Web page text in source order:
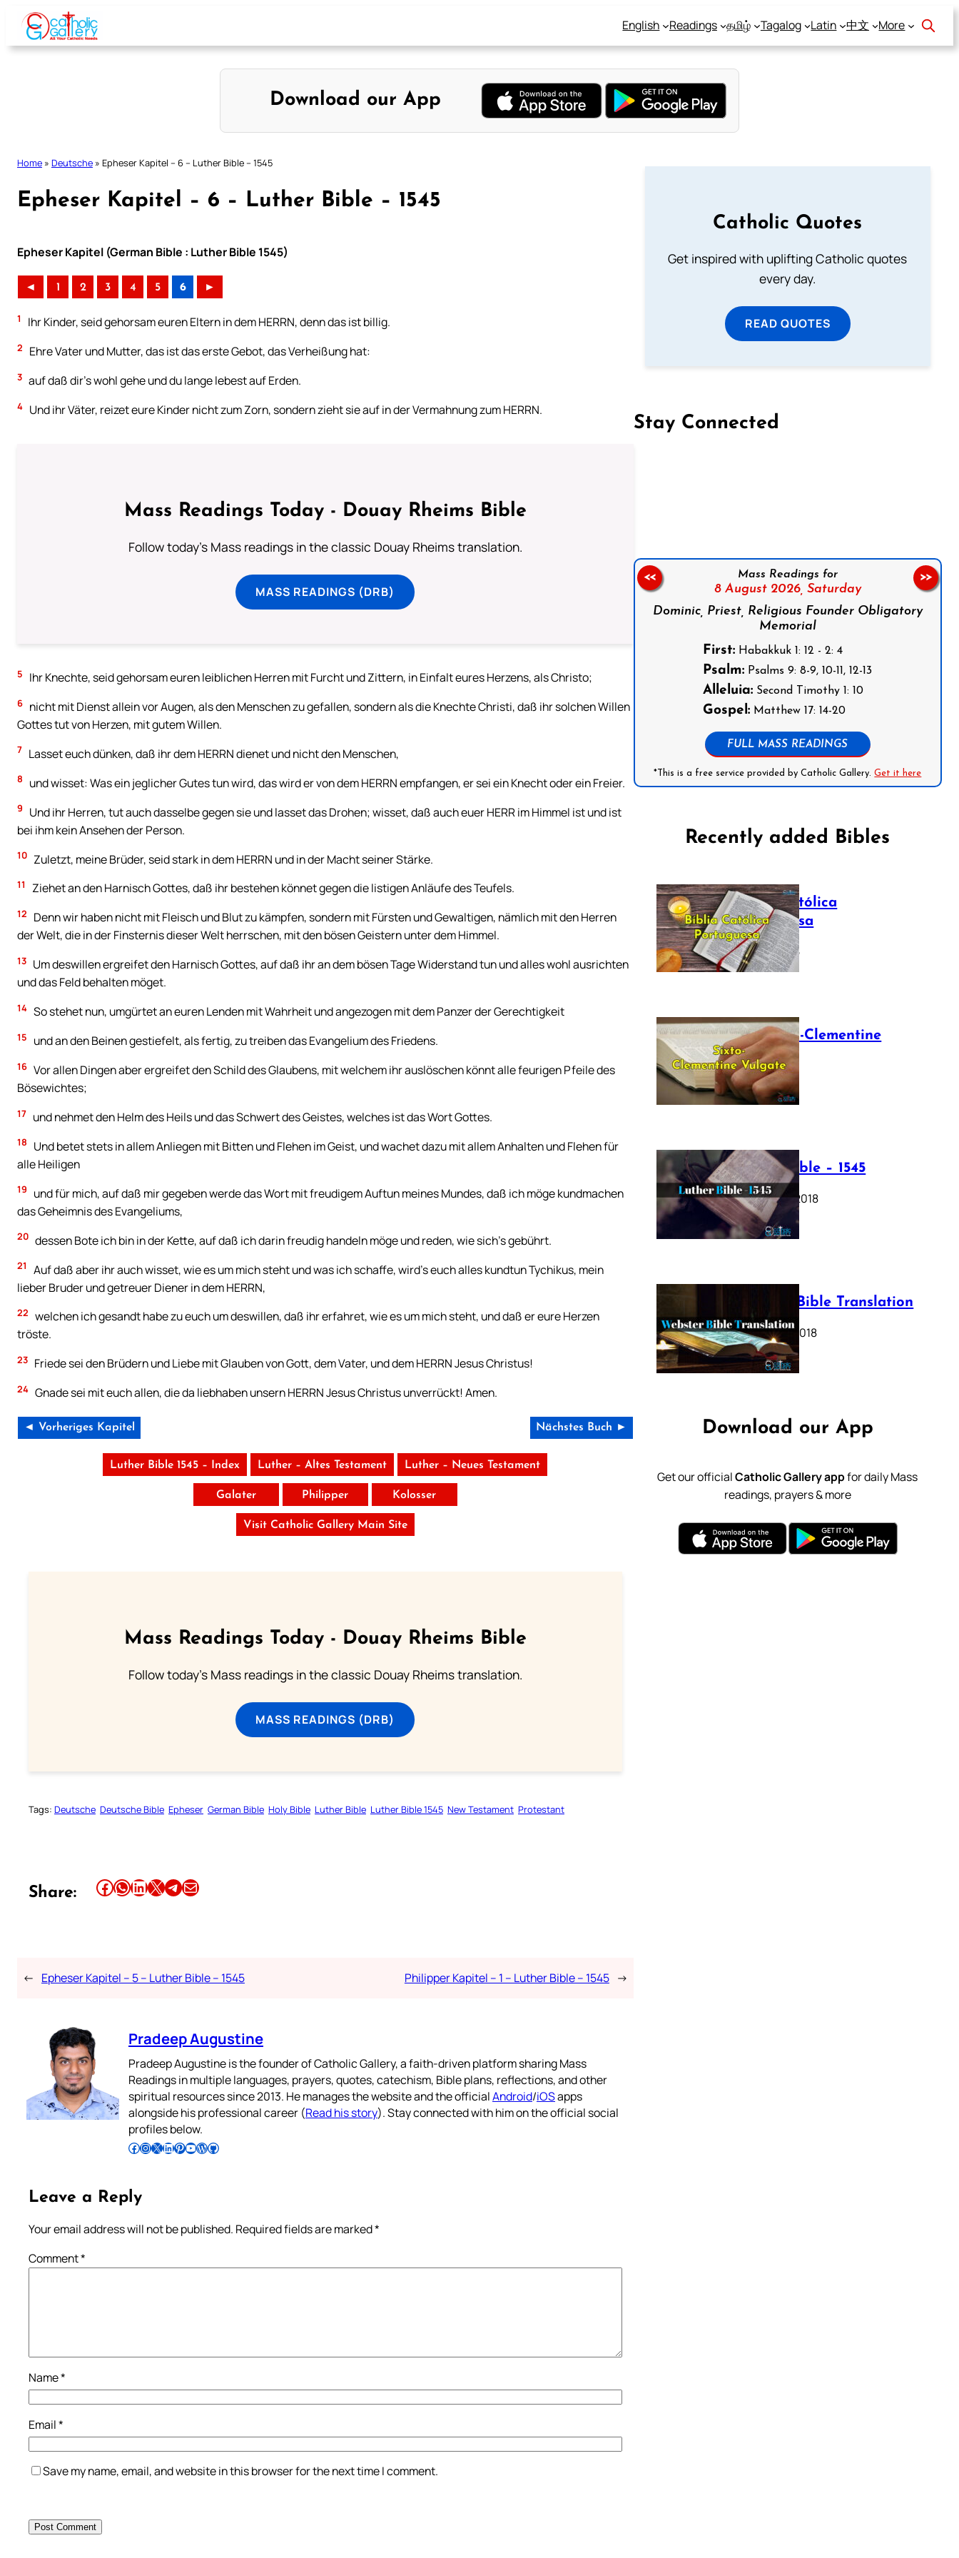
Skip
content
English Readings தமிழ் Tagalog Latin 中文 More
Download our App
Home » Deutsche » Epheser Kapitel – 6 – Luther Bible – 1545
Epheser Kapitel – 6 – Luther Bible – 1545
Epheser Kapitel (German Bible : Luther Bible 1545)
◄ 1 2 3 4 5 6 ►
1 Ihr Kinder, seid gehorsam euren Eltern in dem HERRN, denn das ist billig.
2 Ehre Vater und Mutter, das ist das erste Gebot, das Verheißung hat:
3 auf daß dir’s wohl gehe und du lange lebest auf Erden.
4 Und ihr Väter, reizet eure Kinder nicht zum Zorn, sondern zieht sie auf in der Vermahnung zum HERRN.
Mass Readings Today - Douay Rheims Bible
Follow today's Mass readings in the classic Douay Rheims translation.
MASS READINGS (DRB)
5 Ihr Knechte, seid gehorsam euren leiblichen Herren mit Furcht und Zittern, in Einfalt eures Herzens, als Christo;
6 nicht mit Dienst allein vor Augen, als den Menschen zu gefallen, sondern als die Knechte Christi, daß ihr solchen Willen
Gottes tut von Herzen, mit gutem Willen.
7 Lasset euch dünken, daß ihr dem HERRN dienet und nicht den Menschen,
8 und wisset: Was ein jeglicher Gutes tun wird, das wird er von dem HERRN empfangen, er sei ein Knecht oder ein Freier.
9
Und ihr Herren, tut auch dasselbe gegen sie und lasset das Drohen; wisset, daß auch euer HERR im Himmel ist und ist
bei ihm kein Ansehen der Person.
10 Zuletzt, meine Brüder, seid stark in dem HERRN und in der Macht seiner Stärke.
11 Ziehet an den Harnisch Gottes, daß ihr bestehen könnet gegen die listigen Anläufe des Teufels.
12
Denn wir haben nicht mit Fleisch und Blut zu kämpfen, sondern mit Fürsten und Gewaltigen, nämlich mit den Herren
der Welt, die in der Finsternis dieser Welt herrschen, mit den bösen Geistern unter dem Himmel.
13 Um deswillen ergreifet den Harnisch Gottes, auf daß ihr an dem bösen Tage Widerstand tun und alles wohl ausrichten
und das Feld behalten möget.
14 So stehet nun, umgürtet an euren Lenden mit Wahrheit und angezogen mit dem Panzer der Gerechtigkeit
15 und an den Beinen gestiefelt, als fertig, zu treiben das Evangelium des Friedens.
16 Vor allen Dingen aber ergreifet den Schild des Glaubens, mit welchem ihr auslöschen könnt alle feurigen Pfeile des
Bösewichtes;
17 und nehmet den Helm des Heils und das Schwert des Geistes, welches ist das Wort Gottes.
18
Und betet stets in allem Anliegen mit Bitten und Flehen im Geist, und wachet dazu mit allem Anhalten und Flehen für
alle Heiligen
19
und für mich, auf daß mir gegeben werde das Wort mit freudigem Auftun meines Mundes, daß ich möge kundmachen
das Geheimnis des Evangeliums,
20 dessen Bote ich bin in der Kette, auf daß ich darin freudig handeln möge und reden, wie sich’s gebührt.
21
Auf daß aber ihr auch wisset, wie es um mich steht und was ich schaffe, wird’s euch alles kundtun Tychikus, mein
lieber Bruder und getreuer Diener in dem HERRN,
22 welchen ich gesandt habe zu euch um deswillen, daß ihr erfahret, wie es um mich steht, und daß er eure Herzen
tröste.
23 Friede sei den Brüdern und Liebe mit Glauben von Gott, dem Vater, und dem HERRN Jesus Christus!
24 Gnade sei mit euch allen, die da liebhaben unsern HERRN Jesus Christus unverrückt! Amen.
◄ Vorheriges Kapitel Nächstes Buch ►
Luther Bible 1545 – Index Luther – Altes Testament Luther – Neues Testament
Galater Philipper Kolosser
Visit Catholic Gallery Main Site
Mass Readings Today - Douay Rheims Bible
Follow today's Mass readings in the classic Douay Rheims translation.
MASS READINGS (DRB)
Tags: Deutsche Deutsche Bible Epheser German Bible Holy Bible Luther Bible Luther Bible 1545 New Testament Protestant
Share: Share this article on Facebook Share this article on WhatsApp Share this article on LinkedIn Share this article on X Share this article on TelegramEmail this Article
← Epheser Kapitel – 5 – Luther Bible – 1545 Philipper Kapitel – 1 – Luther Bible – 1545 →
Pradeep Augustine
Pradeep Augustine is the founder of Catholic Gallery, a faith-driven platform sharing Mass
Readings in multiple languages, prayers, quotes, catechism, Bible plans, reflections, and other
spiritual resources since 2013. He manages the website and the officialAndroid/iOSapps
alongside his professional career (Read his story). Stay connected with him on the official social
profiles below.
Follow Pradeep on Facebook Follow Pradeep on InstagramFollow Pradeep on X Follow Pradeep on LinkedIn Follow Pradeep on Pinterest Subscribe to Pradeep’s Youtube Channel Follow Pradeep on WordPress Follow Pradeep on GitHub
Leave a Reply
Your email address will not be published. Required fields are marked*
Comment*
Name*
Email*
Save my name, email, and website in this browser for the next time I comment.
Catholic Quotes
Get inspired with uplifting Catholic quotes
every day.
READ QUOTES
Stay Connected
Mass Readings for
8 August 2026, Saturday
Dominic, Priest, Religious Founder Obligatory
Memorial
First: Habakkuk 1: 12 - 2: 4
Psalm: Psalms 9: 8-9, 10-11, 12-13
Alleluia: Second Timothy 1: 10
Gospel: Matthew 17: 14-20
FULL MASS READINGS
*This is a free service provided by Catholic Gallery.Get it here
<< >>
Recently added Bibles
Bíblia Católica
Portuguesa
July 16, 2025
The Sixto-Clementine
Vulgate
July 12, 2025
Luther Bible – 1545
October 17, 2018
Webster Bible Translation
October 11, 2018
Download our App
Get our officialCatholic Gallery appfor daily Mass
readings, prayers & more